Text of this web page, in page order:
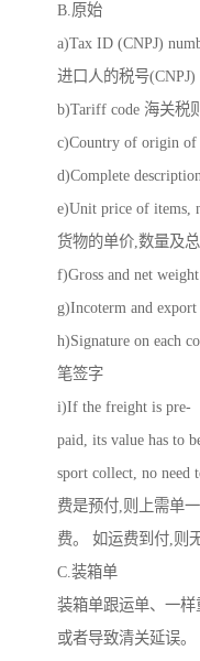
B.原始
a)Tax ID (CNPJ)
进口人的税号(CNPJ)
b)Tariff code 海关税
c)Country of origin
d)Complete
e)Unit price of items,
货物的单价,数量及
f)Gross and net
g)Incoterm and
h)Signature on each
笔签字
i)If the freight is pre-
paid, its value has to
sport collect, no
费是预付,则上需单
费。 如运费到付,则
C.装箱单
装箱单跟运单、一
或者导致清关延误。